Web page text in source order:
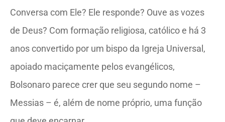
Conversa com Ele? Ele responde? Ouve as vozes
de Deus? Com formação religiosa, católico e há 3
anos convertido por um bispo da Igreja Universal,
apoiado maciçamente pelos evangélicos,
Bolsonaro parece crer que seu segundo nome –
Messias – é, além de nome próprio, uma função